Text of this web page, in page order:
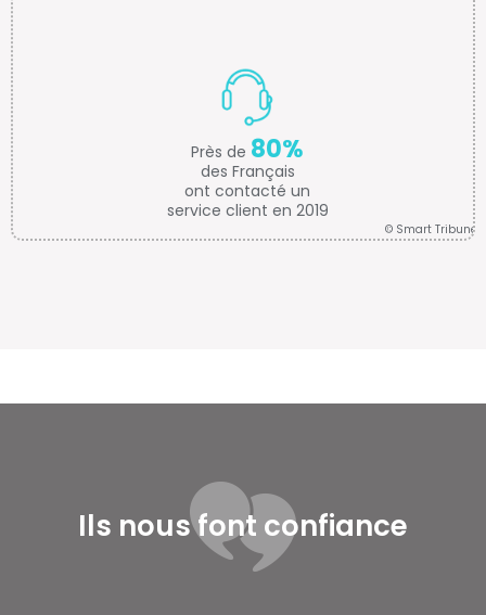
Près de 80%
des Français
ont contacté un
service client en 2019
© Smart Tribune
Ils nous font confiance